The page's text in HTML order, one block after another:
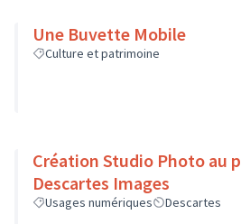
Une Buvette Mobile
Culture et patrimoine
Création Studio Photo au
Descartes Images
Usages numériques Descartes